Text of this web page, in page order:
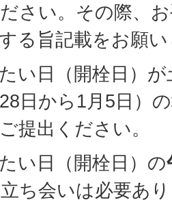
さい。その際、
る旨記載をお願
い日（開栓日）
日から1月5日）
提出ください。
い日（開栓日）の
ち会いは必要あ